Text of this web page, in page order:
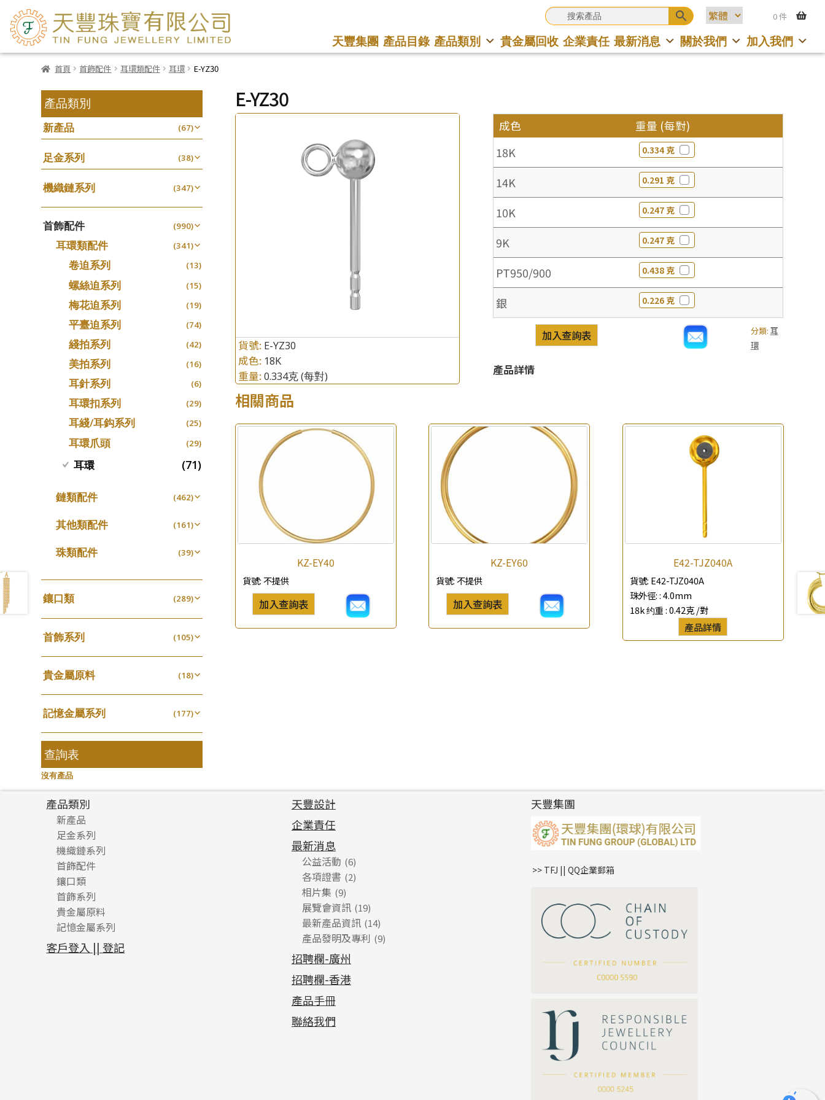
0 件
天豐集團 產品目錄 產品類別 貴金屬回收 企業責任 最新消息 關於我們 加入我們
首頁 首飾配件 耳環類配件 耳環 E-YZ30
E-YZ30
產品查詢 ×
公司名稱
查詢以下產品
貨號: E-YZ30
成色: 18K
重量: 0.334克(每對)
成色 重量 (每對)
18K 0.334 克
14K 0.291 克
10K 0.247 克
9K 0.247 克
PT950/900 0.438 克
銀 0.226 克
分類: 耳
環
加入查詢表
產品詳情
相關商品
KZ-EY40
貨號:不提供
加入查詢表
KZ-EY60
貨號: 不提供
加入查詢表
E42-TJZ040A
貨號: E42-TJZ040A
珠外徑: :4.0mm
18k 约重 :0.42克 /對
產品詳情
產品類別
新產品 (67)
足金系列 (38)
機織鏈系列 (347)
珠仔鏈 (25)
镶口链 (61)
管狀網鏈 (11)
十字鏈系列 (56)
十字車花鏈系列 (48)
十字閃O鏈系列 (27)
十字錘打鏈系列 (17)
側身車花鏈系列 (8)
側身鏈系列 (9)
肖邦鏈系列 (14)
雙十字鏈系列 (4)
水波鏈系列 (4)
蛇骨鏈系列 (6)
鏈尾系列 (6)
嘴唇鏈系列 (3)
竹節鏈系列 (5)
珍珠鏈系列
坦克鏈系列 (9)
滿天星鏈系列 (2)
刀片鏈系列 (4)
方假繩鏈系列 (1)
心心鏈系列
首飾配件 (990)
耳環類配件 (341)
卷迫系列 (13)
螺絲迫系列 (15)
梅花迫系列 (19)
平臺迫系列 (74)
綫拍系列 (42)
美拍系列 (16)
耳針系列 (6)
耳環扣系列 (29)
耳綫/耳鈎系列 (25)
耳環爪頭 (29)
耳環 (71)
鏈類配件 (462)
動感車花吊墜
生圈扣系列 (13)
鴨俐制系列 (18)
字印牌系列
字母吊墜 (20)
相盒吊墜 (11)
項鏈吊墜 (102)
生肖吊墜 (27)
管扣系列 (4)
星座吊墜 (12)
水泡扣
珠扣
其他類配件 (161)
珠盤系列
焊片及鐳射綫 (2)
空心車花管 (19)
其他
珠類配件 (39)
空心光身珠
空心批花珠
鑲口類 (289)
四爪頭系列 (20)
六爪頭系列 (41)
車花片 (35)
動感車花片 (20)
鑲口戒指 (16)
鑲口手鏈系列 (146)
首飾系列 (105)
手镯系列 (8)
戒指系列 (8)
空心耳環 (27)
空心车花管首饰链 (15)
空心手鐲系列 (8)
牛仔鏈
貴金屬原料 (18)
千足金 (18)
記憶金屬系列 (177)
記憶戒指 (30)
拉簧珠珠手鏈
記憶鈦手鐲
查詢表
沒有產品
*你的名字
公司名稱
產品類別
新產品
足金系列
足金配件
機織鏈系列
珠仔鏈
镶口链
管狀網鏈
十字車花鏈系列
十字閃O鏈系列
十字錘打鏈系列
側身車花鏈系列
首飾配件
耳環類配件
卷迫系列
螺絲迫系列
梅花迫系列
平臺迫系列
綫拍系列
鏈類配件
動感車花吊墜
調節珠系列
生圈扣系列
龍蝦扣系列
其他類配件
珠盤系列
袖口鈕系列
焊片及鐳射綫
珠類配件
無孔光身珠
空心光身珠
鑲口類
四爪頭系列
六爪頭系列
車花片
動感車花片
鑲口戒指
首飾系列
手镯系列
戒指系列
空心耳環
空心车花管首饰链
貴金屬原料
千足金
記憶金屬系列
記憶戒指
拉簧珠珠手鏈
客戶登入 || 登記
天豐設計
企業責任
最新消息
公益活動 (6)
各項證書 (2)
相片集 (9)
展覽會資訊 (19)
最新產品資訊 (14)
產品發明及專利 (9)
招聘欄-廣州
招聘欄-香港
產品手冊
聯絡我們
天豐集團
>> TFJ || QQ企業郵箱